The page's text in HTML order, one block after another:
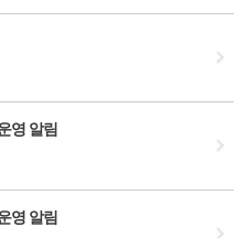
영 알림
영 알림